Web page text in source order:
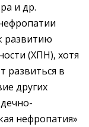
и др.
развитию
(ХПН), хотя
развиться в
других
нефропатия»